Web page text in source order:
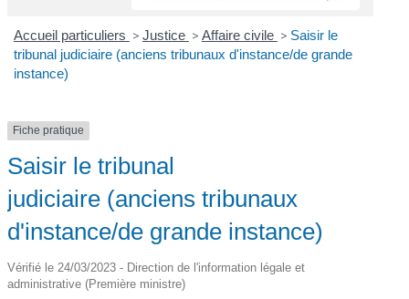
Accueil particuliers > Justice > Affaire civile > Saisir le
tribunal judiciaire (anciens tribunaux d'instance/de grande
instance)
Fiche pratique
Saisir le tribunal
judiciaire (anciens tribunaux
d'instance/de grande instance)
Vérifié le 24/03/2023 - Direction de l'information légale et
administrative (Première ministre)